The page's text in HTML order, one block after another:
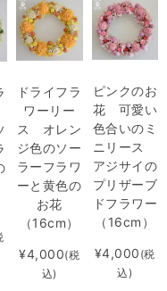
ドライフラ
ワーリー
ス オレン
ジ色のソー
ラーフラワ
ーと黄色の
お花
（16cm）
¥4,000(税
込)
ピンクのお
花 可愛い
色合いのミ
ニリース
アジサイの
プリザーブ
ドフラワー
（16cm）
¥4,000 (税
込)